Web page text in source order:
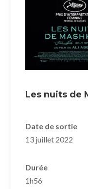
Les nuits de
Date de sortie
13 juillet 2022
Durée
1h56